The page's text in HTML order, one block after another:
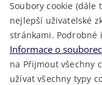
TELEFONNÍ SEZNAM
LÉKAŘSKÁ POHOTOVOST
VOLNÁ MÍSTA
AKTUALITY
Soubory cookie (dále
nejlepší uživatelské
stránkami. Podrobné
Informace o
na Přijmout všechny
užívat všechny typy